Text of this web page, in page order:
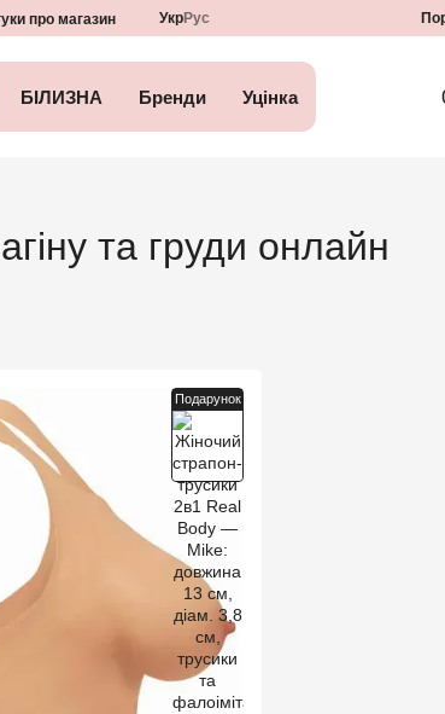
про магазин УкрРус
БІЛИЗНА Бренди Уцінка
та груди онлайн
Подарунок